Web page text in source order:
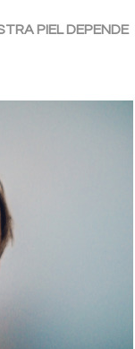
de los hombres
PIEL DEPENDE